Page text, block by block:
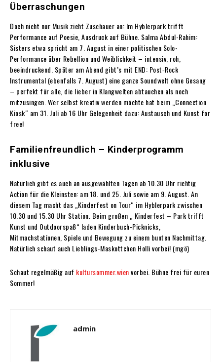
Überraschungen
Doch nicht nur Musik zieht Zuschauer an: Im Hyblerpark trifft
Performance auf Poesie, Ausdruck auf Bühne. Salma Abdul-Rahim:
Sisters etwa spricht am 7. August in einer politischen Solo-
Performance über Rebellion und Weiblichkeit – intensiv, roh,
beeindruckend. Später am Abend gibt’s mit END: Post‑Rock
Instrumental (ebenfalls 7. August) eine ganze Soundwelt ohne Gesang
– perfekt für alle, die lieber in Klangwelten abtauchen als noch
mitzusingen. Wer selbst kreativ werden möchte hat beim „Connection
Kiosk“ am 31. Juli ab 16 Uhr Gelegenheit dazu: Austausch und Kunst for
free!
Familienfreundlich – Kinderprogramm
inklusive
Natürlich gibt es auch an ausgewählten Tagen ab 10.30 Uhr richtig
Action für die Kleinsten: am 18. und 25. Juli sowie am 9. August. An
diesem Tag macht das „Kinderfest on Tour“ im Hyblerpark zwischen
10.30 und 15.30 Uhr Station. Beim großen „ Kinderfest – Park trifft
Kunst und Outdoorspaß“ laden Kinderbuch-Picknicks,
Mitmachstationen, Spiele und Bewegung zu einem bunten Nachmittag.
Natürlich schaut auch Lieblings-Maskottchen Holli vorbei! (mgö)
Schaut regelmäßig auf kultursommer.wienvorbei. Bühne frei für euren
Sommer!
admin